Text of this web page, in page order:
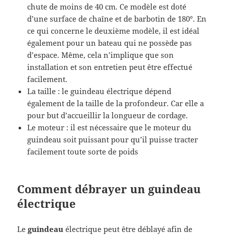
chute de moins de 40 cm. Ce modèle est doté
d’une surface de chaîne et de barbotin de 180°. En
ce qui concerne le deuxième modèle, il est idéal
également pour un bateau qui ne possède pas
d’espace. Même, cela n’implique que son
installation et son entretien peut être effectué
facilement.
La taille : le guindeau électrique dépend
également de la taille de la profondeur. Car elle a
pour but d’accueillir la longueur de cordage.
Le moteur : il est nécessaire que le moteur du
guindeau soit puissant pour qu’il puisse tracter
facilement toute sorte de poids
Comment débrayer un guindeau
électrique
Leguindeau électrique peut être déblayé afin de